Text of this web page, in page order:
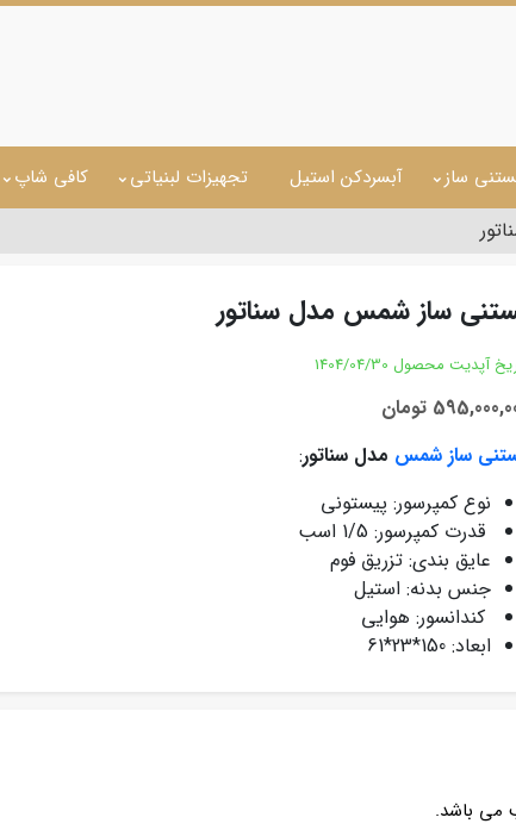
ساز آبسردکن استیل تجهیزات لبنیاتی کافی شاپ
ساز شمس مدل سناتور
آپدیت محصول 1404/04/30
تومان
ساز شمس مدل سناتور:
نوع کمپرسور: پیستونی
قدرت کمپرسور: 1/5 اسب
عایق بندی: تزریق فوم
جنس بدنه: استیل
کندانسور: هوایی
ابعاد: 150*23*61